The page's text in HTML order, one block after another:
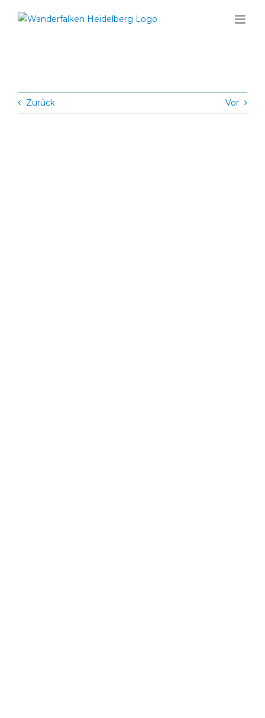
Inhalt
Zurück Vor